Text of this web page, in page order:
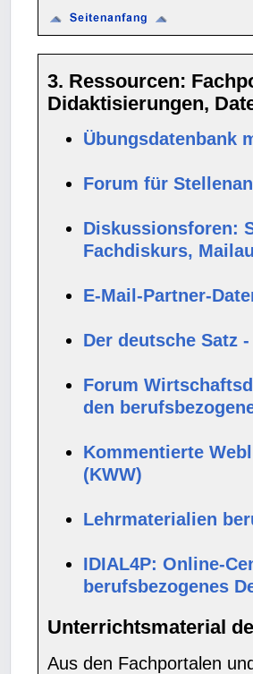
3. Ressourcen:
Didaktisierungen,
Übungsdatenbank
Forum für
Diskussionsforen:
Fachdiskurs,
E-Mail-Partner-
Der deutsche Satz
Forum
den
Kommentierte
(KWW)
Lehrmaterialien
IDIAL4P: Online-
berufsbezogenes
Unterrichtsmaterial
Aus den Fachportalen